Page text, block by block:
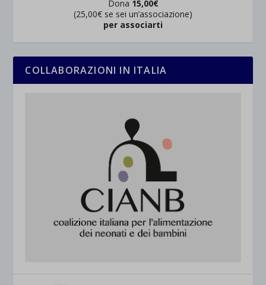
Dona 15,00€
(25,00€ se sei un’associazione)
per associarti
COLLABORAZIONI IN ITALIA